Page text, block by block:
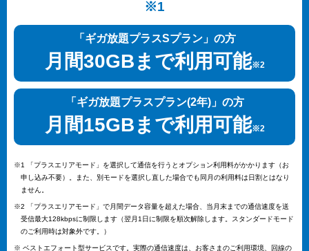
※1
「ギガ放題プラスSプラン」の方
月間30GBまで利用可能※2
「ギガ放題プラスプラン(2年)」の方
月間15GBまで利用可能※2
※1 「プラスエリアモード」を選択して通信を行うとオプション利用料がかかります（お
申し込み不要）。また、別モードを選択し直した場合でも同月の利用料は日割とはなり
ません。
※2 「プラスエリアモード」で月間データ容量を超えた場合、当月末までの通信速度を送
受信最大128kbpsに制限します（翌月1日に制限を順次解除します。スタンダードモード
のご利用時は対象外です。）
※ ベストエフォート型サービスです。実際の通信速度は、お客さまのご利用環境、回線の